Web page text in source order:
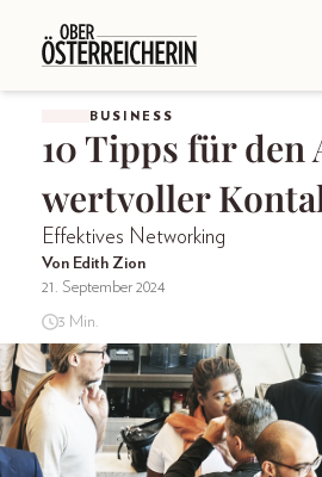
BUSINESS
10 Tipps für den
wertvoller
Effektives Networking
Von Edith Zion
21. September 2024
3 Min.